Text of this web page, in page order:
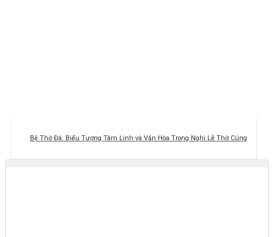
Bệ Thờ Đá: Biểu Tượng Tâm Linh và Văn Hóa Trong Nghi Lễ Thờ Cúng